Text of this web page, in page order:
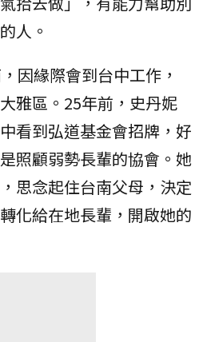
人。
因緣際會到台中工作，
雅區。25年前，史丹妮
看到弘道基金會招牌，好
照顧弱勢長輩的協會。她
思念起住台南父母，決定
化給在地長輩，開啟她的